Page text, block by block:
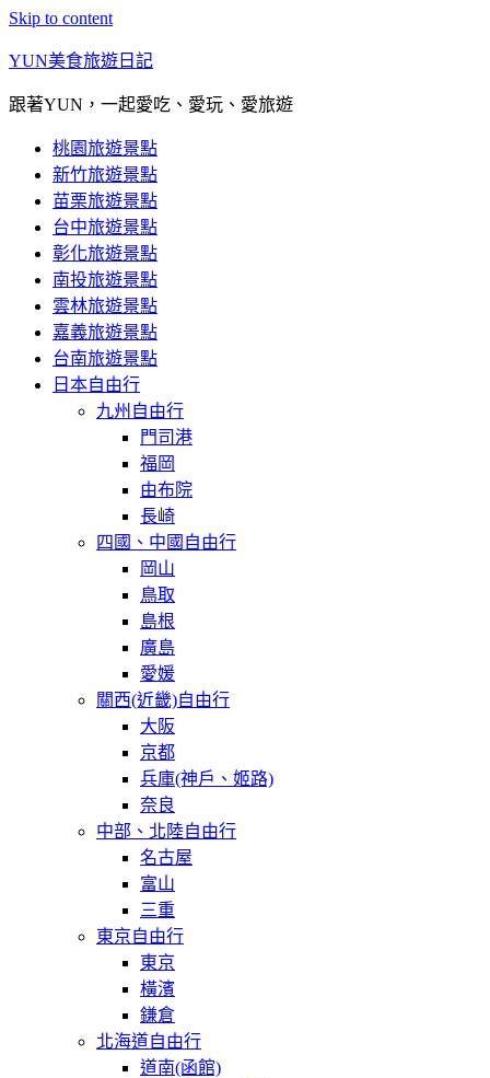
Skip to content
YUN美食旅遊日記
跟著YUN，一起愛吃、愛玩、愛旅遊
桃園旅遊景點
新竹旅遊景點
苗栗旅遊景點
台中旅遊景點
彰化旅遊景點
南投旅遊景點
雲林旅遊景點
嘉義旅遊景點
台南旅遊景點
日本自由行
九州自由行
門司港
福岡
由布院
長崎
四國、中國自由行
岡山
鳥取
島根
廣島
愛媛
關西(近畿)自由行
大阪
京都
兵庫(神戶、姬路)
奈良
中部、北陸自由行
名古屋
富山
三重
東京自由行
東京
橫濱
鎌倉
北海道自由行
道南(函館)